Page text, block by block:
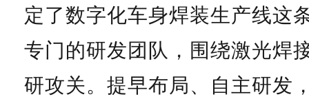
定了数字化车身焊装生产线这
专门的研发团队，围绕激光焊
研攻关。 提早布局、自主研发